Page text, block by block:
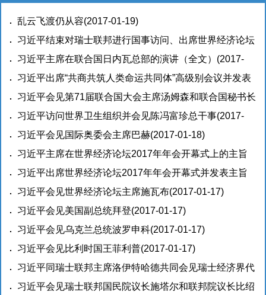
乱云飞渡仍从容(2017-01-19)
习近平结束对瑞士联邦进行国事访问、出席世界经济论坛
2017年年会并访问在瑞士的国际组织回到北京(2017-01-
19)
习近平主席在联合国日内瓦总部的演讲（全文） (2017-
01-19)
习近平出席“共商共筑人类命运共同体”高级别会议并发表
主旨演讲 <br>提出构建人类命运共同体实现共赢共享
<br>建设一个持久和平、普遍安全、共同繁荣、开放包
容、绿色低碳的世界(2017-01-19)
习近平会见第71届联合国大会主席汤姆森和联合国秘书长
古特雷斯(2017-01-19)
习近平访问世界卫生组织并会见陈冯富珍总干事(2017-
01-19)
习近平会见国际奥委会主席巴赫(2017-01-18)
习近平主席在世界经济论坛2017年年会开幕式上的主旨
演讲（全文）(2017-01-18)
习近平出席世界经济论坛2017年年会开幕式并发表主旨
演讲 <br>强调要坚定不移推进经济全球化 引导好经济全
球化走向 <br>打造世界经济增长、合作、治理、发展新
模式 <br>宣布中国将在北京主办“一带一路”国际合作高峰
论坛(2017-01-17)
习近平会见世界经济论坛主席施瓦布(2017-01-17)
习近平会见美国副总统拜登(2017-01-17)
习近平会见乌克兰总统波罗申科(2017-01-17)
习近平会见比利时国王菲利普(2017-01-17)
习近平同瑞士联邦主席洛伊特哈德共同会见瑞士经济界代
表(2017-01-16)
习近平会见瑞士联邦国民院议长施塔尔和联邦院议长比绍